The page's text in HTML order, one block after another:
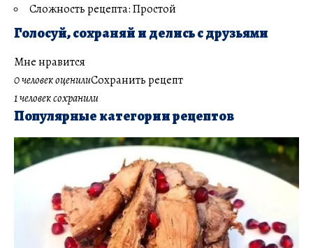
Сложность рецепта: Простой
Голосуй, сохраняй и делись с друзьями
Мне нравится
0 человек оценилиСохранить рецепт
1 человек сохранили
Популярные категории рецептов